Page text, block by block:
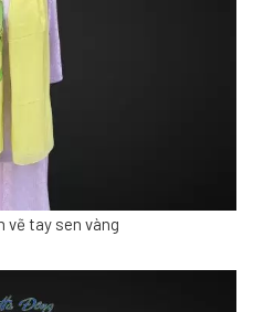
vẽ tay sen vàng